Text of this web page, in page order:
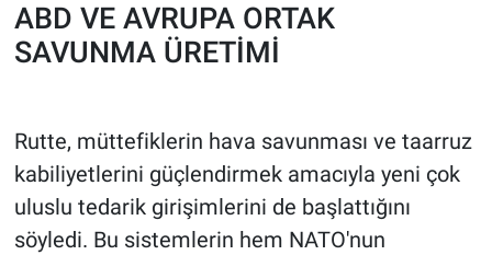
ABD VE AVRUPA ORTAK
SAVUNMA ÜRETİMİ
Rutte, müttefiklerin hava savunması ve taarruz
kabiliyetlerini güçlendirmek amacıyla yeni çok
uluslu tedarik girişimlerini de başlattığını
söyledi. Bu sistemlerin hem NATO'nun